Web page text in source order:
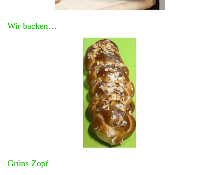
Wir backen…
Grüns Zopf